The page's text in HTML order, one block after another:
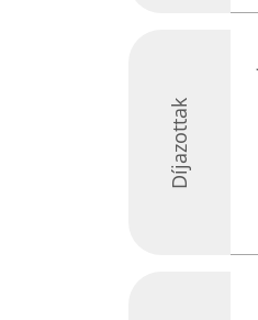
Díjazottak